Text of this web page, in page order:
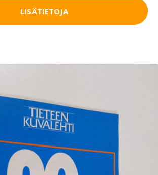
LISÄTIETOJA